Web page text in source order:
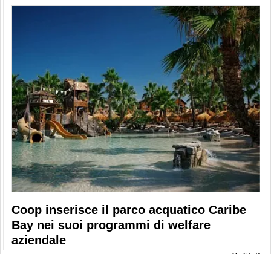
Coop inserisce il parco acquatico Caribe
Bay nei suoi programmi di welfare
aziendale